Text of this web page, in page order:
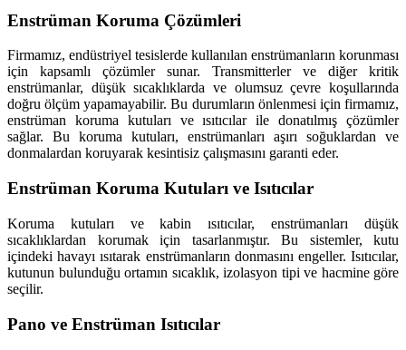
Enstrüman Koruma Çözümleri
Firmamız, endüstriyel tesislerde kullanılan enstrümanların korunması
için kapsamlı çözümler sunar. Transmitterler ve diğer kritik
enstrümanlar, düşük sıcaklıklarda ve olumsuz çevre koşullarında
doğru ölçüm yapamayabilir. Bu durumların önlenmesi için firmamız,
enstrüman koruma kutuları ve ısıtıcılar ile donatılmış çözümler
sağlar. Bu koruma kutuları, enstrümanları aşırı soğuklardan ve
donmalardan koruyarak kesintisiz çalışmasını garanti eder.
Enstrüman Koruma Kutuları ve Isıtıcılar
Koruma kutuları ve kabin ısıtıcılar, enstrümanları düşük
sıcaklıklardan korumak için tasarlanmıştır. Bu sistemler, kutu
içindeki havayı ısıtarak enstrümanların donmasını engeller. Isıtıcılar,
kutunun bulunduğu ortamın sıcaklık, izolasyon tipi ve hacmine göre
seçilir.
Pano ve Enstrüman Isıtıcılar